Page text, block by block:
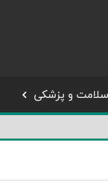
سلامت و پزشکی